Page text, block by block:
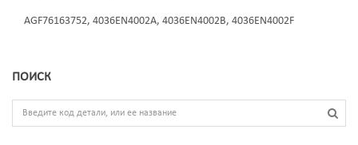
AGF76163752, 4036EN4002A, 4036EN4002B, 4036EN4002F
ПОИСК